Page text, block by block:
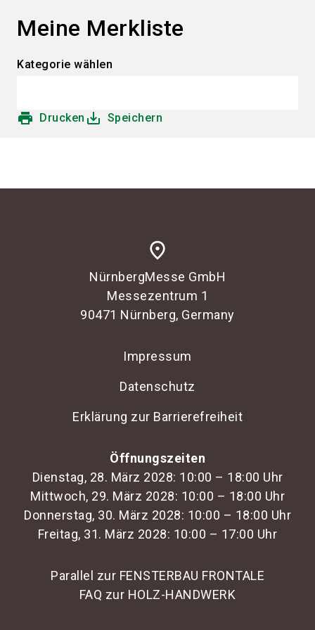
Informationen für Aussteller
Meine Merkliste
Kategorie wählen
print Drucken save_alt Speichern
place
NürnbergMesse GmbH
Messezentrum 1
90471 Nürnberg, Germany
Impressum
Datenschutz
Erklärung zur Barrierefreiheit
Öffnungszeiten
Dienstag, 28. März 2028: 10:00 – 18:00 Uhr
Mittwoch, 29. März 2028: 10:00 – 18:00 Uhr
Donnerstag, 30. März 2028: 10:00 – 18:00 Uhr
Freitag, 31. März 2028: 10:00 – 17:00 Uhr
Parallel zur FENSTERBAU FRONTALE
FAQ zur HOLZ-HANDWERK